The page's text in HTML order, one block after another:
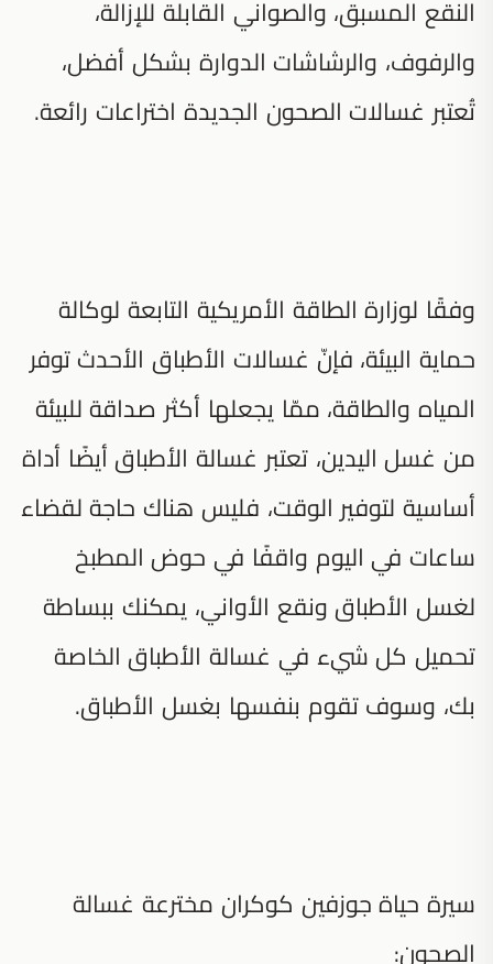
النقع المسبق، والصواني القابلة للإزالة،
والرفوف، والرشاشات الدوارة بشكل أفضل،
تُعتبر غسالات الصحون الجديدة اختراعات رائعة.
وفقًا لوزارة الطاقة الأمريكية التابعة لوكالة
حماية البيئة، فإنّ غسالات الأطباق الأحدث توفر
المياه والطاقة، ممّا يجعلها أكثر صداقة للبيئة
من غسل اليدين، تعتبر غسالة الأطباق أيضًا أداة
أساسية لتوفير الوقت، فليس هناك حاجة لقضاء
ساعات في اليوم واقفًا في حوض المطبخ
لغسل الأطباق ونقع الأواني، يمكنك ببساطة
تحميل كل شيء في غسالة الأطباق الخاصة
بك، وسوف تقوم بنفسها بغسل الأطباق.
سيرة حياة جوزفين كوكران مخترعة غسالة
الصحون: